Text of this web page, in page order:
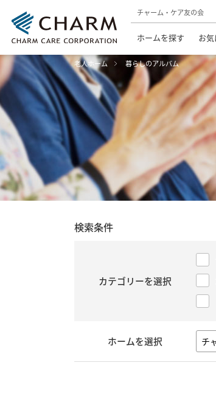
チャーム・ケア友の会
ホームを探す お
老人ホーム 暮らしのアルバム
検索条件
カテゴリーを選択
ホームを選択